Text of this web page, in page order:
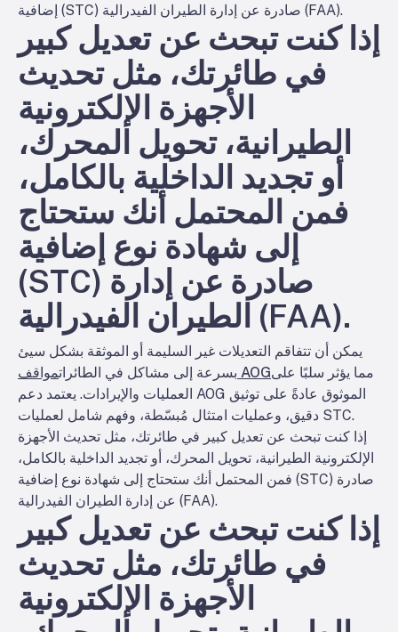
إضافية (STC) صادرة عن إدارة الطيران الفيدرالية (FAA).
إذا كنت تبحث عن تعديل كبير
في طائرتك، مثل تحديث
الأجهزة الإلكترونية
الطيرانية، تحويل المحرك،
أو تجديد الداخلية بالكامل،
فمن المحتمل أنك ستحتاج
إلى شهادة نوع إضافية
(STC) صادرة عن إدارة
الطيران الفيدرالية (FAA).
يمكن أن تتفاقم التعديلات غير السليمة أو الموثقة بشكل سيئ
بسرعة إلى مشاكل في الطائرات مواقف AOGمما يؤثر سلبًا على
العمليات والإيرادات. يعتمد دعم AOG الموثوق عادةً على توثيق
دقيق، وعمليات امتثال مُبسّطة، وفهم شامل لعمليات STC.
إذا كنت تبحث عن تعديل كبير في طائرتك، مثل تحديث الأجهزة
الإلكترونية الطيرانية، تحويل المحرك، أو تجديد الداخلية بالكامل،
فمن المحتمل أنك ستحتاج إلى شهادة نوع إضافية (STC) صادرة
عن إدارة الطيران الفيدرالية (FAA).
إذا كنت تبحث عن تعديل كبير
في طائرتك، مثل تحديث
الأجهزة الإلكترونية